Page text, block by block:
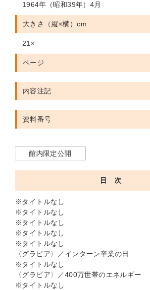
1964年（昭和39年）4月
大きさ（縦×横）cm
21×
ページ
内容注記
資料番号
館内限定公開
目 次
※タイトルなし
※タイトルなし
※タイトルなし
※タイトルなし
※タイトルなし
〈グラビア〉／インターン卒業の日
※タイトルなし
〈グラビア〉／400万世帯のエネルギー
※タイトルなし